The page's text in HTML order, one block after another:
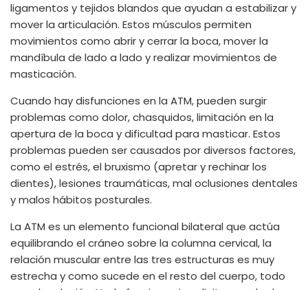
ligamentos y tejidos blandos que ayudan a estabilizar y
mover la articulación. Estos músculos permiten
movimientos como abrir y cerrar la boca, mover la
mandíbula de lado a lado y realizar movimientos de
masticación.
Cuando hay disfunciones en la ATM, pueden surgir
problemas como dolor, chasquidos, limitación en la
apertura de la boca y dificultad para masticar. Estos
problemas pueden ser causados por diversos factores,
como el estrés, el bruxismo (apretar y rechinar los
dientes), lesiones traumáticas, mal oclusiones dentales
y malos hábitos posturales.
La ATM es un elemento funcional bilateral que actúa
equilibrando el cráneo sobre la columna cervical, la
relación muscular entre las tres estructuras es muy
estrecha y como sucede en el resto del cuerpo, todo